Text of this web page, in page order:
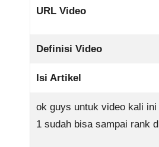
URL Video
Definisi Video
Isi Artikel
ok guys untuk video kali
1 sudah bisa sampai rank